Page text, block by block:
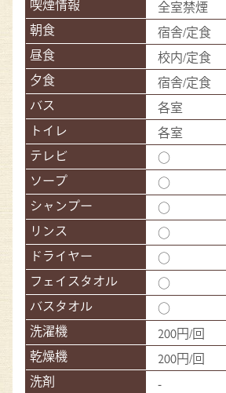
全室禁煙
宿舎/定食
校内/定食
宿舎/定食
各室
各室
○
○
○
○
○
○
○
200円/回
200円/回
-